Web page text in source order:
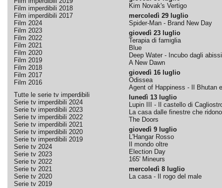
Film imperdibili 2018
Film imperdibili 2017
Film 2024
Film 2023
Film 2022
Film 2021
Film 2020
Film 2019
Film 2018
Film 2017
Film 2016
Tutte le serie tv imperdibili
Serie tv imperdibili 2024
Serie tv imperdibili 2023
Serie tv imperdibili 2022
Serie tv imperdibili 2021
Serie tv imperdibili 2020
Serie tv imperdibili 2019
Serie tv 2024
Serie tv 2023
Serie tv 2022
Serie tv 2021
Serie tv 2020
Serie tv 2019
Kim Novak's Vertigo
mercoledì 29 luglio
Spider-Man - Brand New Day
giovedì 23 luglio
Terapia di famiglia
Blue
Deep Water - Incubo dagli abissi
A New Dawn
giovedì 16 luglio
Odissea
Agent of Happiness - Il Bhutan
lunedì 13 luglio
Lupin III - Il castello di
La casa dalle finestre che ridono
The Doors
giovedì 9 luglio
L'Hangar Rosso
Il mondo oltre
Election Day
165' Mineurs
mercoledì 8 luglio
La casa - Il rogo del male